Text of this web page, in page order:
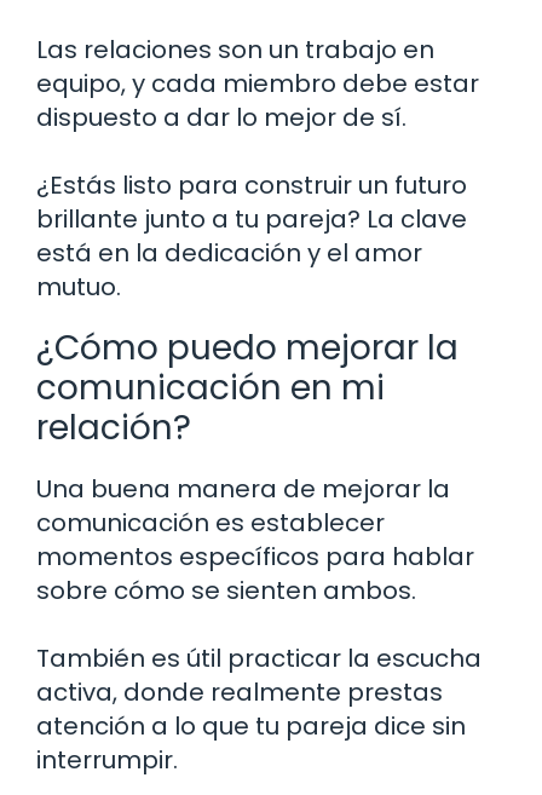
Las relaciones son un trabajo en
equipo, y cada miembro debe estar
dispuesto a dar lo mejor de sí.
¿Estás listo para construir un futuro
brillante junto a tu pareja? La clave
está en la dedicación y el amor
mutuo.
¿Cómo puedo mejorar la
comunicación en mi
relación?
Una buena manera de mejorar la
comunicación es establecer
momentos específicos para hablar
sobre cómo se sienten ambos.
También es útil practicar la escucha
activa, donde realmente prestas
atención a lo que tu pareja dice sin
interrumpir.